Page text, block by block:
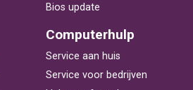
Bios update
Computerhulp
Service aan huis
Service voor bedrijven